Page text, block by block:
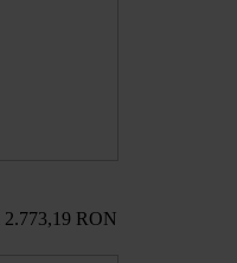
2.773,19 RON